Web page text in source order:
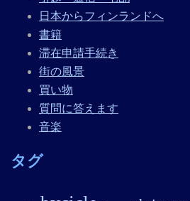
日本からフィンランドへ
書籍
滞在申請手続き
街の風景
買い物
質問に答えます
音楽
タグ